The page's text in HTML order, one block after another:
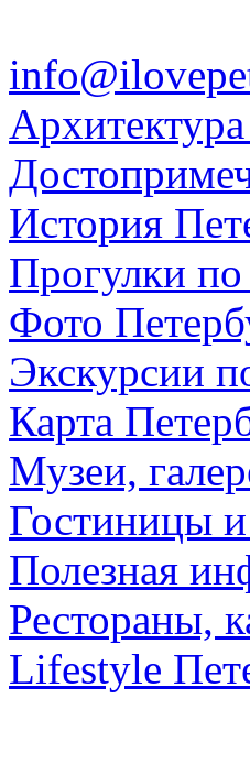
История
Прогулки
Фото
Экскурсии
Карта
Музеи,
Гостиницы
Полезная
Рестораны,
Lifestyle